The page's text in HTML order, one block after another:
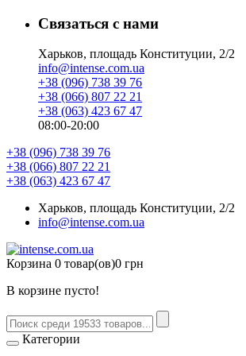
Связаться с нами
Харьков, площадь Конституции, 2/2
info@intense.com.ua
+38 (096) 738 39 76
+38 (066) 807 22 21
+38 (063) 423 67 47
08:00-20:00
+38 (096) 738 39 76
+38 (066) 807 22 21
+38 (063) 423 67 47
Харьков, площадь Конституции, 2/2
info@intense.com.ua
Корзина 0 товар(ов)0 грн
В корзине пусто!
Категории